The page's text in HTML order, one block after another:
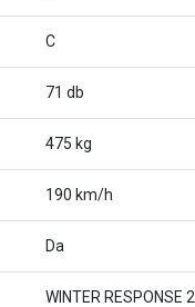
C
71 db
475 kg
190 km/h
Da
WINTER RESPONSE 2